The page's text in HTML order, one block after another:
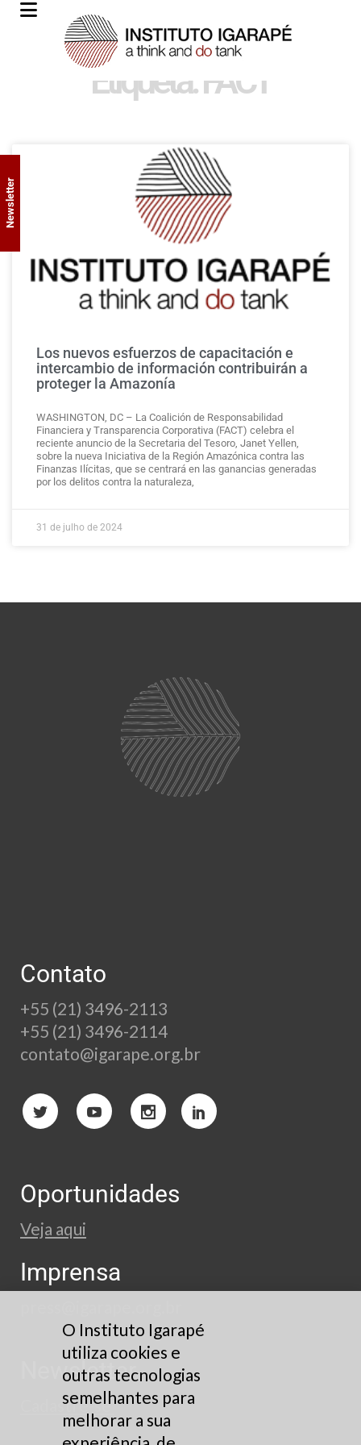
Etiqueta: FACT
Los nuevos esfuerzos de capacitación e
intercambio de información contribuirán a
proteger la Amazonía
WASHINGTON, DC – La Coalición de Responsabilidad
Financiera y Transparencia Corporativa (FACT) celebra el
reciente anuncio de la Secretaria del Tesoro, Janet Yellen,
sobre la nueva Iniciativa de la Región Amazónica contra las
Finanzas Ilícitas, que se centrará en las ganancias generadas
por los delitos contra la naturaleza,
31 de julho de 2024
Contato
+55 (21) 3496-2113
+55 (21) 3496-2114
contato@igarape.org.br
Oportunidades
Veja aqui
Imprensa
Newsletter
Cadastre-se
Newsletter
O Instituto Igarapé
utiliza cookies e
outras tecnologias
semelhantes para
melhorar a sua